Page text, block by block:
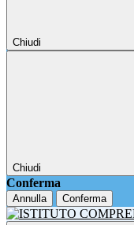
Chiudi
Chiudi
Conferma
Annulla Conferma